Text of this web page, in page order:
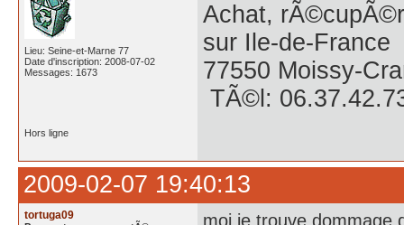
Lieu: Seine-et-Marne 77
Date d'inscription: 2008-07-02
Messages: 1673
Achat,
sur Ile-de-France
77550 Moissy-
TÃ©l:
Hors ligne
2009-02-07 19:40:13
tortuga09
moi je trouve dommage